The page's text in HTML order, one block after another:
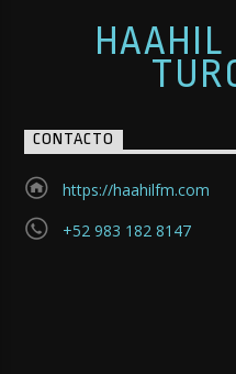
HAAHIL
CONTACTO
https://haahilfm.com
+52 983 182 8147